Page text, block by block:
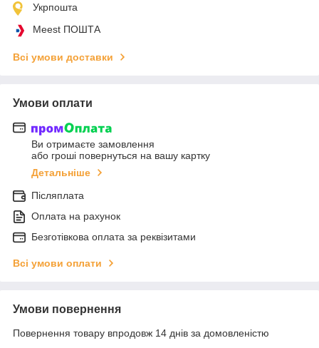
Укрпошта
Meest ПОШТА
Всі умови доставки
Умови оплати
Ви отримаєте замовлення
або гроші повернуться на вашу картку
Детальніше
Післяплата
Оплата на рахунок
Безготівкова оплата за реквізитами
Всі умови оплати
Умови повернення
Повернення товару впродовж 14 днів за домовленістю